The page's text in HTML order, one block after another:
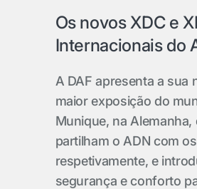
Os novos XDC e
Internacionais do
A DAF apresenta a sua
maior exposição do
Munique, na
partilham o ADN com
respetivamente, e
segurança e conforto